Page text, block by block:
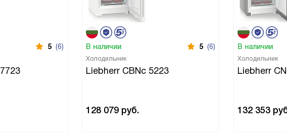
5 (6) В наличии 5 (6)
Холодильник
Liebherr CBNc 5223
128 079 руб.
В наличии
Холодильник
Liebherr
132 353